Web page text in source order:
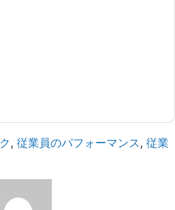
, 従業員のパフォーマンス, 従業